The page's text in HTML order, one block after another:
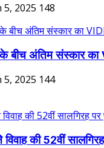
5, 2025 148
बीच अंतिम संस्कार का
5, 2025 144
की 52वीं